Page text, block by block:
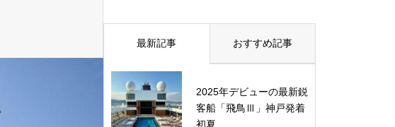
最新記事 おすすめ記事
2025年デビューの最新鋭
客船「飛鳥Ⅲ」神戸発着
初夏…